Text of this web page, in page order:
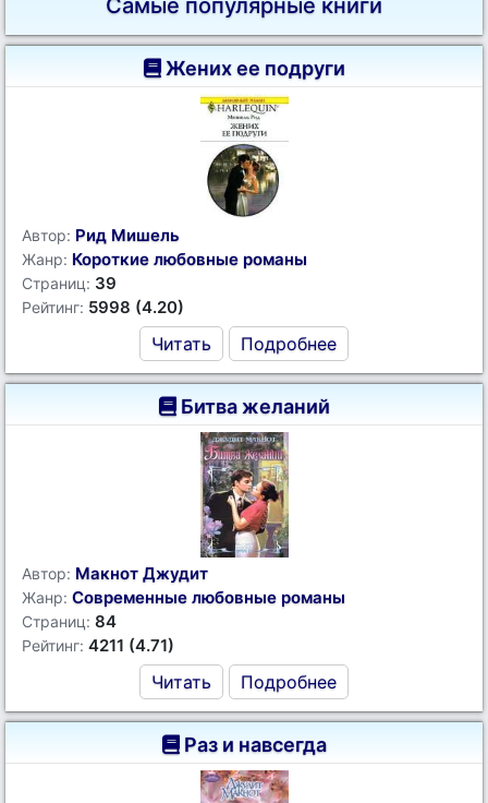
Самые популярные книги
Жених ее подруги
Автор: Рид Мишель
Жанр: Короткие любовные романы
Страниц: 39
Рейтинг: 5998 (4.20)
Читать Подробнее
Битва желаний
Автор: Макнот Джудит
Жанр: Современные любовные романы
Страниц: 84
Рейтинг: 4211 (4.71)
Читать Подробнее
Раз и навсегда